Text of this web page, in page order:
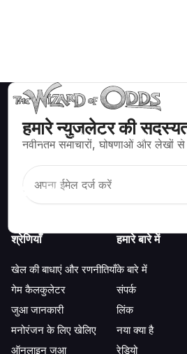
हमारे न्युजलेटर की
नवीनतम समाचारों, घोषणाओं और लेखों
ब्लैकजैक, क्रेप्स, रूलेट और अन्य सैकड़ों कैसीनो
श्रेणियाँ
खेल की बाधाएं और रणनीतियाँ
गेम कैलकुलेटर
जुआ जानकारी
मनोरंजन के लिए खेलिए
ऑनलाइन जुआ
हमारे बारे में
के बारे में
संपर्क
लिंक
नया क्या है
रेडियो